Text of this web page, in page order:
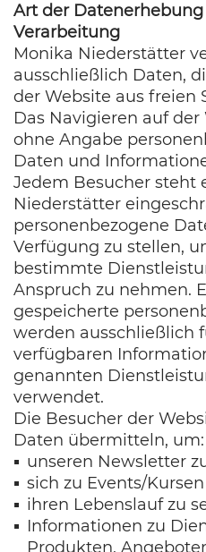
Art der
Verarbeitung
Monika Niederstätter
ausschließlich Daten,
der Website aus freien
Das Navigieren auf
ohne Angabe
Daten und
Jedem Besucher steht
Niederstätter
personenbezogene
Verfügung zu stellen,
bestimmte
Anspruch zu nehmen.
gespeicherte
werden ausschließlich
verfügbaren
genannten
verwendet.
Die Besucher der
Daten übermitteln, um:
unseren Newsletter
sich zu Events/
ihren Lebenslauf zu
Informationen zu
Produkten,